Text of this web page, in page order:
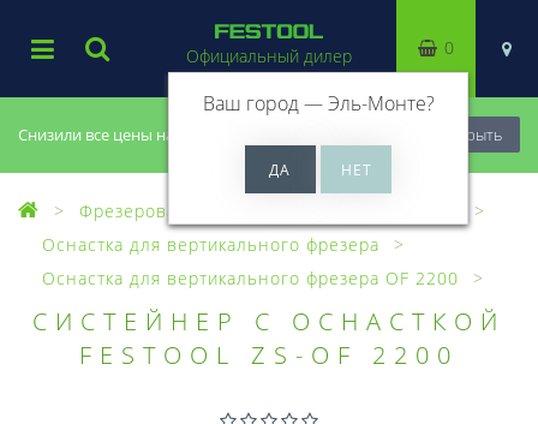
Снизили все цены на 20%, успей купить! Закрыть
Официальный дилер
Ваш город —Эль-Монте?
0
Фрезерование
Оснастка для вертикального фрезера
Оснастка для вертикального фрезера OF 2200
СИСТЕЙНЕР С ОСНАСТКОЙ
FESTOOL ZS-OF 2200